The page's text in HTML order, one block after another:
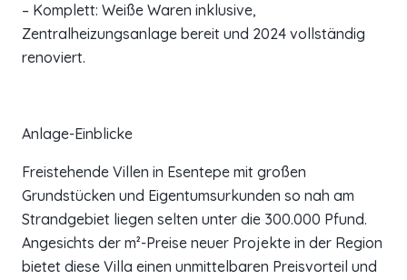
– Komplett: Weiße Waren inklusive,
Zentralheizungsanlage bereit und 2024 vollständig
renoviert.
Anlage-Einblicke
Freistehende Villen in Esentepe mit großen
Grundstücken und Eigentumsurkunden so nah am
Strandgebiet liegen selten unter die 300.000 Pfund.
Angesichts der m²-Preise neuer Projekte in der Region
bietet diese Villa einen unmittelbaren Preisvorteil und